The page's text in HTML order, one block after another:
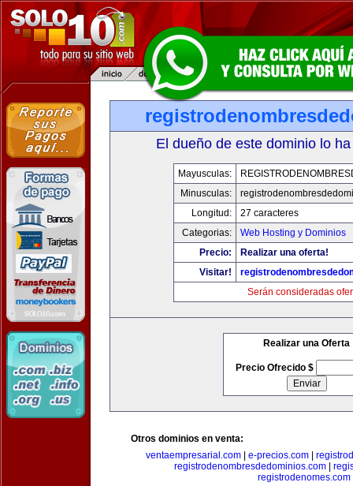
El dueño de este dominio lo
Mayusculas:
Minusculas:
Longitud:
27 caracteres
Categorias:
Web Hosting y Dominios
Precio:
Realizar una oferta!
Visitar!
Serán consideradas
Realizar una Oferta
Precio Ofrecido $
Otros dominios en venta:
ventaempresarial.com| e-precios.com|
registrodenombresdedominios.com
registrodenomes.com